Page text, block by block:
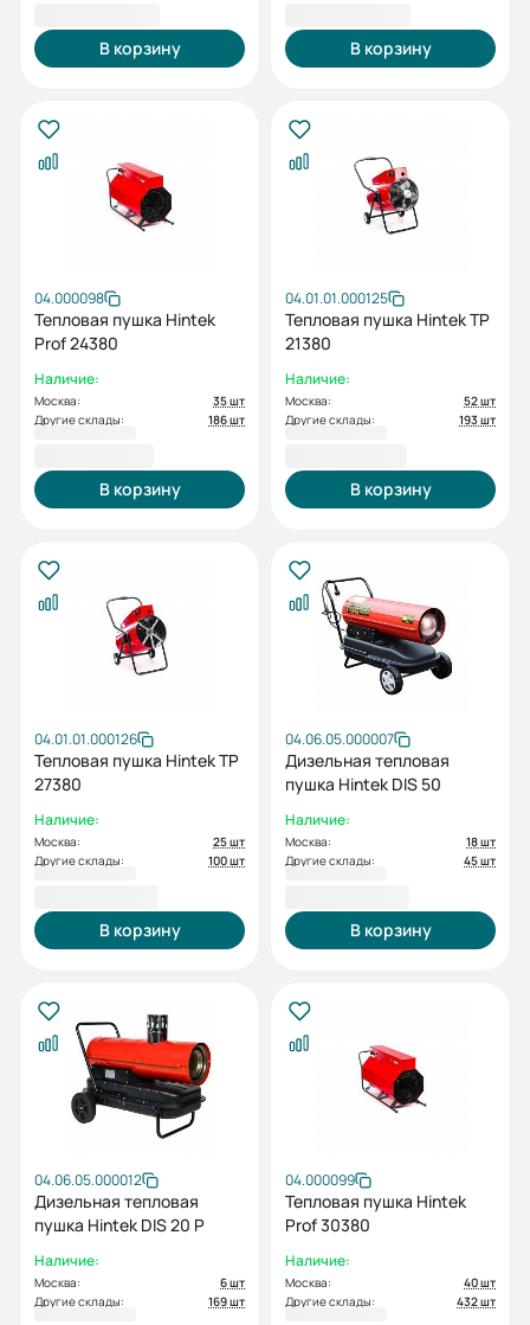
В корзину В корзину
04.000098
Тепловая пушка Hintek
Prof 24380
Наличие:
Москва:
35 шт
Другие склады:
186 шт
В корзину
04.01.01.000125
Тепловая пушка Hintek TP
21380
Наличие:
Москва:
52 шт
Другие склады:
193 шт
В корзину
04.01.01.000126
Тепловая пушка Hintek TP
27380
Наличие:
Москва:
25 шт
Другие склады:
100 шт
В корзину
04.06.05.000007
Дизельная тепловая
пушка Hintek DIS 50
Наличие:
Москва:
18 шт
Другие склады:
45 шт
В корзину
04.06.05.000012
Дизельная тепловая
пушка Hintek DIS 20 P
Наличие:
Москва:
6 шт
Другие склады:
169 шт
04.000099
Тепловая пушка Hintek
Prof 30380
Наличие:
Москва:
40 шт
Другие склады:
432 шт